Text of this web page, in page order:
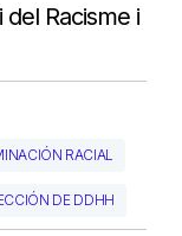
Racisme i
RACIAL
DE DDHH